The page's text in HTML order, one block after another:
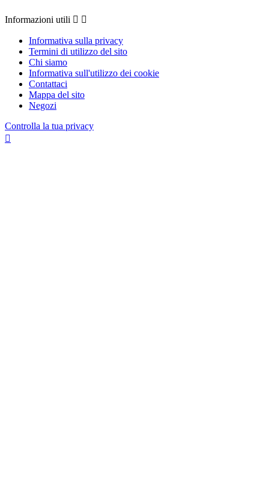
Informazioni utili  
Informativa sulla privacy
Termini di utilizzo del sito
Chi siamo
Informativa sull'utilizzo dei cookie
Contattaci
Mappa del sito
Negozi
Controlla la tua privacy
